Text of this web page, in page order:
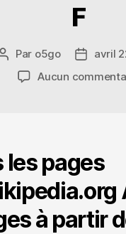
F
Auteur
l’article
Par o5go
Dateavril
Aucun
les pages
à partir